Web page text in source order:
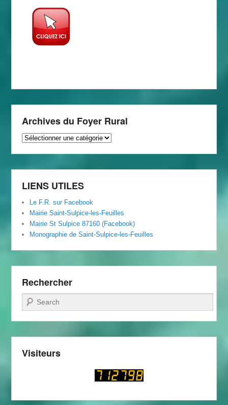
Archives du Foyer Rural
Archives
Rural
LIENS UTILES
Le F.R. sur Facebook
Mairie Saint-Sulpice-les-Feuilles
Mairie St Sulpice 87160 (Facebook)
Monographie de Saint-Sulpice-les-Feuilles
Rechercher
Recherche
Visiteurs